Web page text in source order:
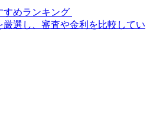
すめランキング
厳選し、審査や金利を比較してい